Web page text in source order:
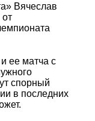
Вячеслав
ее матча с
спорный
в последних